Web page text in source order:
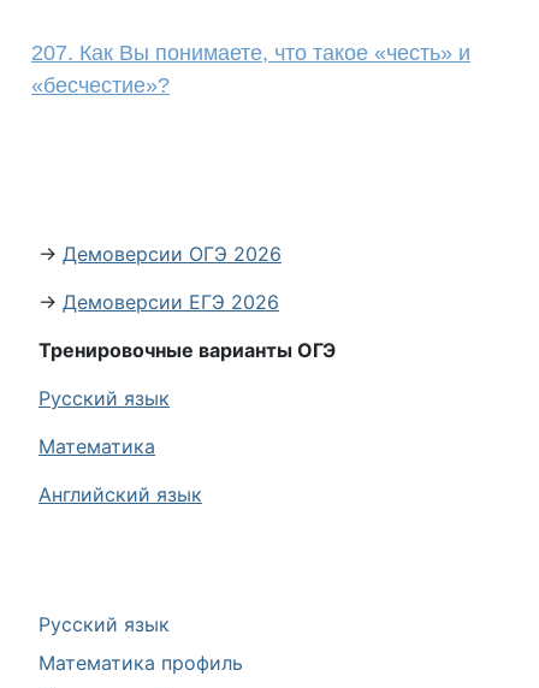
Русский язык
Математика профиль
207. Как Вы понимаете, что такое «честь» и
«бесчестие»?
→ Демоверсии ОГЭ 2026
→ Демоверсии ЕГЭ 2026
Тренировочные варианты ОГЭ
Русский язык
Математика
Английский язык